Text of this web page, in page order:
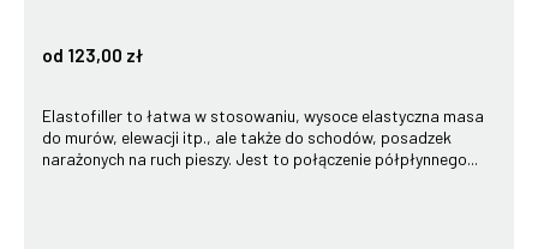
od 123,00 zł
Elastofiller to łatwa w stosowaniu, wysoce elastyczna masa
do murów, elewacji itp., ale także do schodów, posadzek
narażonych na ruch pieszy. Jest to połączenie półpłynnego...